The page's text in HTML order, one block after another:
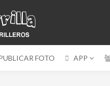
FOTO APP